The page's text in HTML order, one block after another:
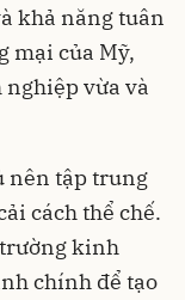
khả năng tuân
mại của Mỹ,
vừa và
nên tập trung
cách thể chế.
kinh
chính để tạo